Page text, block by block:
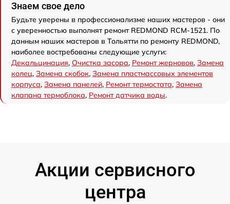
Знаем свое дело
Будьте уверены в профессионализме наших мастеров - они
с уверенностью выполнят ремонт REDMOND RCM-1521. По
данным наших мастеров в Тольятти по ремонту REDMOND,
наиболее востребованы следующие услуги:
Декальцинация, Очистка засора, Ремонт жерновов, Замена
колец, Замена скобок, Замена пластмассовых элементов
корпуса, Замена панелей, Ремонт термостата, Замена
клапана термоблока, Ремонт датчика воды.
Акции сервисного
центра